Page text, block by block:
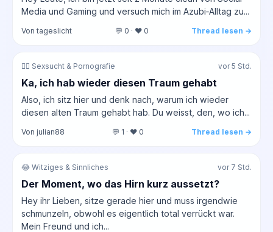
Media und Gaming und versuch mich im Azubi‑Alltag zu...
Von tageslicht 💬 0 · ❤️ 0 Thread lesen →
❤️‍🔥 Sexsucht & Pornografie vor 5 Std.
Ka, ich hab wieder diesen Traum gehabt
Also, ich sitz hier und denk nach, warum ich wieder
diesen alten Traum gehabt hab. Du weisst, den, wo ich...
Von julian88 💬 1 · ❤️ 0 Thread lesen →
😂 Witziges & Sinnliches vor 7 Std.
Der Moment, wo das Hirn kurz aussetzt?
Hey ihr Lieben, sitze gerade hier und muss irgendwie
schmunzeln, obwohl es eigentlich total verrückt war.
Mein Freund und ich...